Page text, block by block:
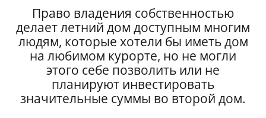
Право владения собственностью
делает летний дом доступным многим
людям, которые хотели бы иметь дом
на любимом курорте, но не могли
этого себе позволить или не
планируют инвестировать
значительные суммы во второй дом.